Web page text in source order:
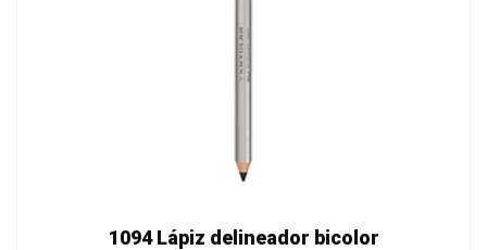
1094 Lápiz delineador bicolor